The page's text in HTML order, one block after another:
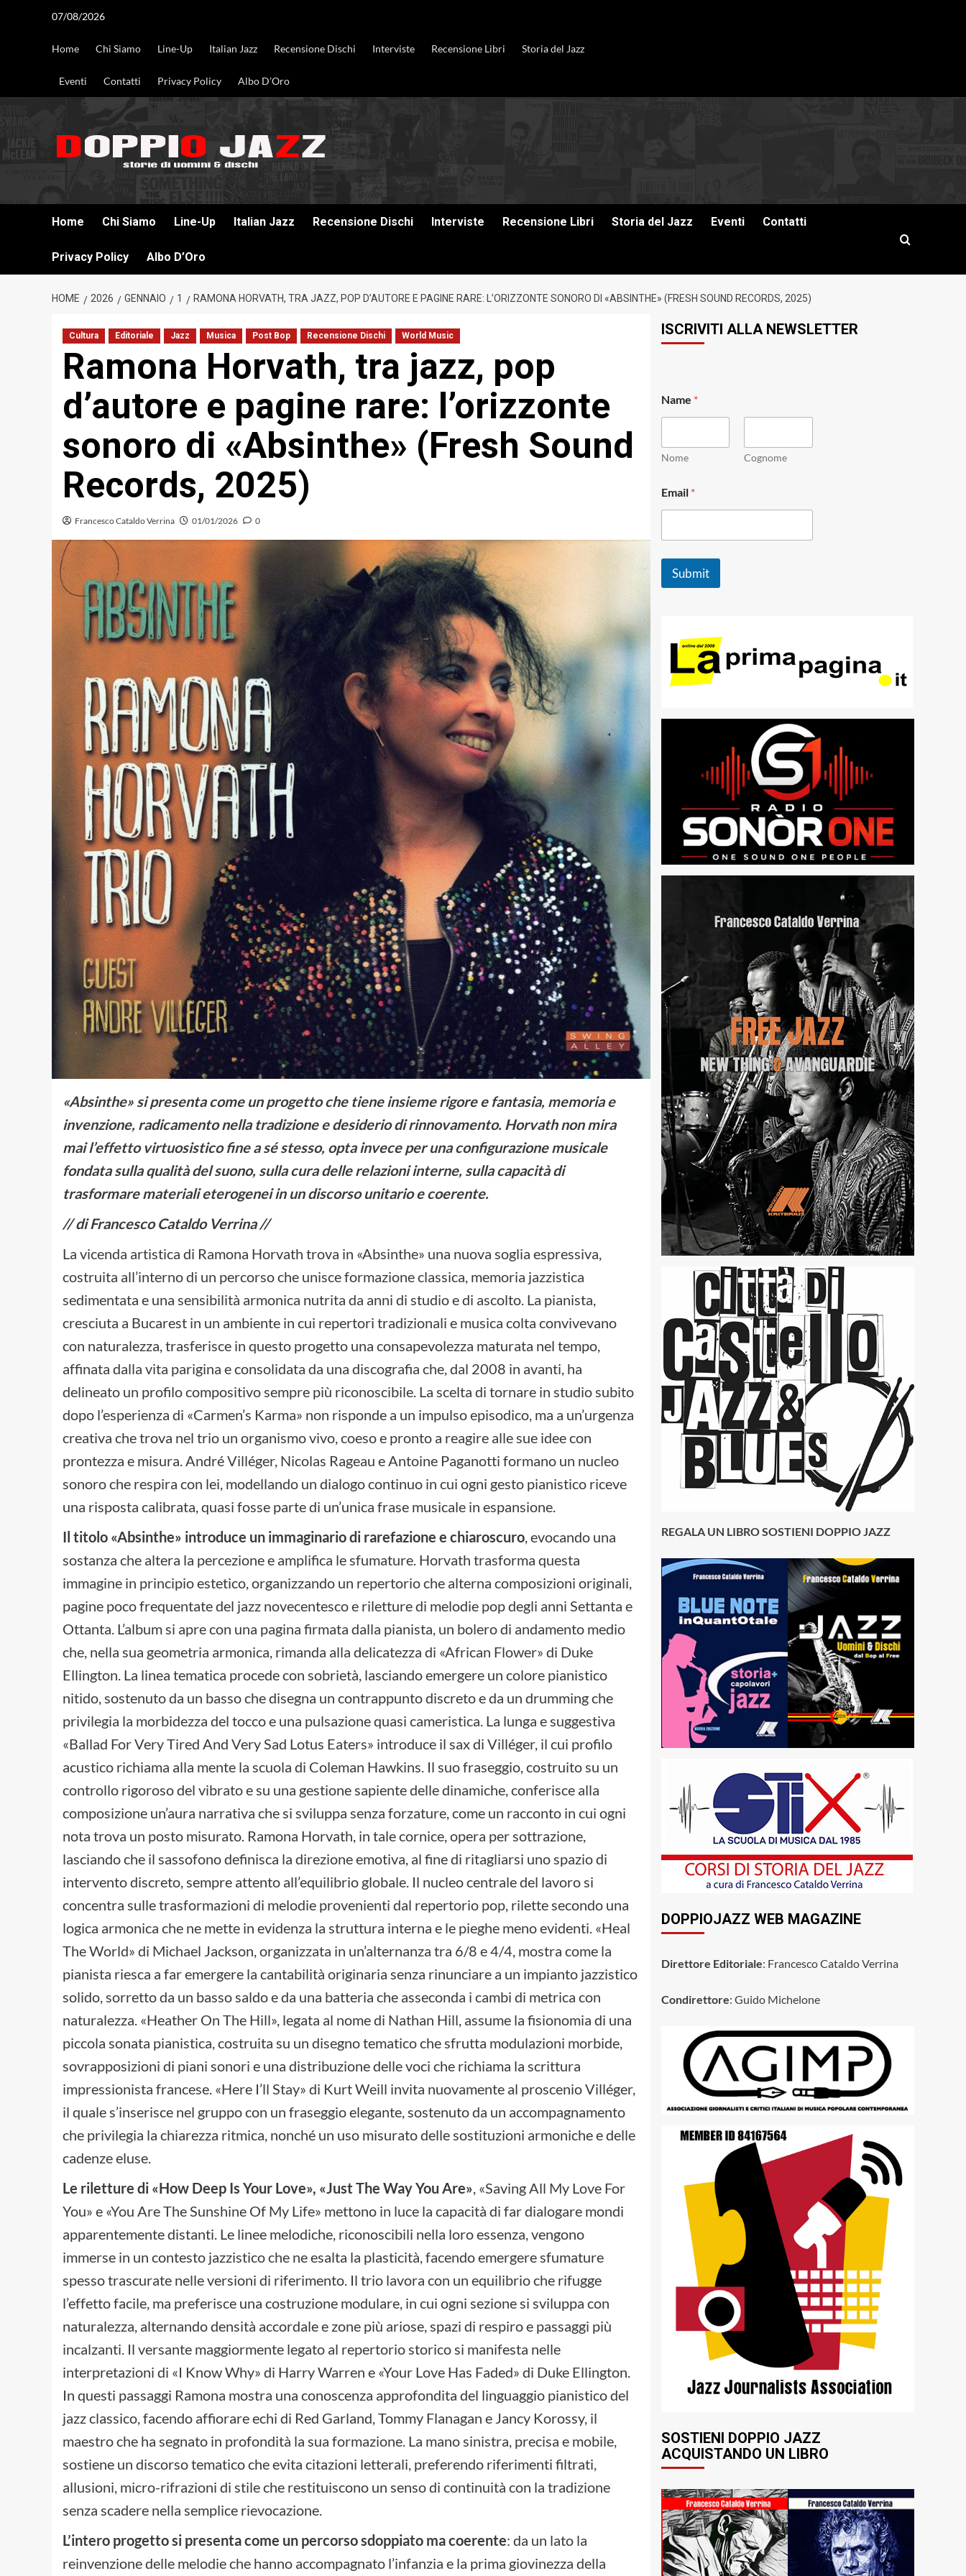
07/08/2026
Home Chi Siamo Line-Up Italian Jazz Recensione Dischi Interviste Recensione Libri Storia del Jazz
Eventi Contatti Privacy Policy Albo D’Oro
Home Chi Siamo Line-Up Italian Jazz Recensione Dischi Interviste Recensione Libri Storia del Jazz Eventi Contatti
Privacy Policy Albo D’Oro
HOME 2026 GENNAIO 1 RAMONA HORVATH, TRA JAZZ, POP D’AUTORE E PAGINE RARE: L’ORIZZONTE SONORO DI «ABSINTHE» (FRESH SOUND RECORDS, 2025)
Cultura Editoriale Jazz Musica Post Bop Recensione Dischi World Music
Ramona Horvath, tra jazz, pop
d’autore e pagine rare: l’orizzonte
sonoro di «Absinthe» (Fresh Sound
Records, 2025)
Francesco Cataldo Verrina 01/01/2026 0
«Absinthe» si presenta come un progetto che tiene insieme rigore e fantasia, memoria e
invenzione, radicamento nella tradizione e desiderio di rinnovamento. Horvath non mira
mai l’effetto virtuosistico fine a sé stesso, opta invece per una configurazione musicale
fondata sulla qualità del suono, sulla cura delle relazioni interne, sulla capacità di
trasformare materiali eterogenei in un discorso unitario e coerente.
// di Francesco Cataldo Verrina //
La vicenda artistica di Ramona Horvath trova in «Absinthe» una nuova soglia espressiva,
costruita all’interno di un percorso che unisce formazione classica, memoria jazzistica
sedimentata e una sensibilità armonica nutrita da anni di studio e di ascolto. La pianista,
cresciuta a Bucarest in un ambiente in cui repertori tradizionali e musica colta convivevano
con naturalezza, trasferisce in questo progetto una consapevolezza maturata nel tempo,
affinata dalla vita parigina e consolidata da una discografia che, dal 2008 in avanti, ha
delineato un profilo compositivo sempre più riconoscibile. La scelta di tornare in studio subito
dopo l’esperienza di «Carmen’s Karma» non risponde a un impulso episodico, ma a un’urgenza
creativa che trova nel trio un organismo vivo, coeso e pronto a reagire alle sue idee con
prontezza e misura. André Villéger, Nicolas Rageau e Antoine Paganotti formano un nucleo
sonoro che respira con lei, modellando un dialogo continuo in cui ogni gesto pianistico riceve
una risposta calibrata, quasi fosse parte di un’unica frase musicale in espansione.
Il titolo «Absinthe» introduce un immaginario di rarefazione e chiaroscuro, evocando una
sostanza che altera la percezione e amplifica le sfumature. Horvath trasforma questa
immagine in principio estetico, organizzando un repertorio che alterna composizioni originali,
pagine poco frequentate del jazz novecentesco e riletture di melodie pop degli anni Settanta e
Ottanta. L’album si apre con una pagina firmata dalla pianista, un bolero di andamento medio
che, nella sua geometria armonica, rimanda alla delicatezza di «African Flower» di Duke
Ellington. La linea tematica procede con sobrietà, lasciando emergere un colore pianistico
nitido, sostenuto da un basso che disegna un contrappunto discreto e da un drumming che
privilegia la morbidezza del tocco e una pulsazione quasi cameristica. La lunga e suggestiva
«Ballad For Very Tired And Very Sad Lotus Eaters» introduce il sax di Villéger, il cui profilo
acustico richiama alla mente la scuola di Coleman Hawkins. Il suo fraseggio, costruito su un
controllo rigoroso del vibrato e su una gestione sapiente delle dinamiche, conferisce alla
composizione un’aura narrativa che si sviluppa senza forzature, come un racconto in cui ogni
nota trova un posto misurato. Ramona Horvath, in tale cornice, opera per sottrazione,
lasciando che il sassofono definisca la direzione emotiva, al fine di ritagliarsi uno spazio di
intervento discreto, sempre attento all’equilibrio globale. Il nucleo centrale del lavoro si
concentra sulle trasformazioni di melodie provenienti dal repertorio pop, rilette secondo una
logica armonica che ne mette in evidenza la struttura interna e le pieghe meno evidenti. «Heal
The World» di Michael Jackson, organizzata in un’alternanza tra 6/8 e 4/4, mostra come la
pianista riesca a far emergere la cantabilità originaria senza rinunciare a un impianto jazzistico
solido, sorretto da un basso saldo e da una batteria che asseconda i cambi di metrica con
naturalezza. «Heather On The Hill», legata al nome di Nathan Hill, assume la fisionomia di una
piccola sonata pianistica, costruita su un disegno tematico che sfrutta modulazioni morbide,
sovrapposizioni di piani sonori e una distribuzione delle voci che richiama la scrittura
impressionista francese. «Here I’ll Stay» di Kurt Weill invita nuovamente al proscenio Villéger,
il quale s’inserisce nel gruppo con un fraseggio elegante, sostenuto da un accompagnamento
che privilegia la chiarezza ritmica, nonché un uso misurato delle sostituzioni armoniche e delle
cadenze eluse.
Le riletture di «How Deep Is Your Love», «Just The Way You Are», «Saving All My Love For
You» e «You Are The Sunshine Of My Life» mettono in luce la capacità di far dialogare mondi
apparentemente distanti. Le linee melodiche, riconoscibili nella loro essenza, vengono
immerse in un contesto jazzistico che ne esalta la plasticità, facendo emergere sfumature
spesso trascurate nelle versioni di riferimento. Il trio lavora con un equilibrio che rifugge
l’effetto facile, ma preferisce una costruzione modulare, in cui ogni sezione si sviluppa con
naturalezza, alternando densità accordale e zone più ariose, spazi di respiro e passaggi più
incalzanti. Il versante maggiormente legato al repertorio storico si manifesta nelle
interpretazioni di «I Know Why» di Harry Warren e «Your Love Has Faded» di Duke Ellington.
In questi passaggi Ramona mostra una conoscenza approfondita del linguaggio pianistico del
jazz classico, facendo affiorare echi di Red Garland, Tommy Flanagan e Jancy Korossy, il
maestro che ha segnato in profondità la sua formazione. La mano sinistra, precisa e mobile,
sostiene un discorso tematico che evita citazioni letterali, preferendo riferimenti filtrati,
allusioni, micro-rifrazioni di stile che restituiscono un senso di continuità con la tradizione
senza scadere nella semplice rievocazione.
L’intero progetto si presenta come un percorso sdoppiato ma coerente: da un lato la
reinvenzione delle melodie che hanno accompagnato l’infanzia e la prima giovinezza della
ISCRIVITI ALLA NEWSLETTER
Name *
Nome Cognome
N
a
e
m
i
Email *
Submit
REGALA UN LIBRO SOSTIENI DOPPIO JAZZ
DOPPIOJAZZ WEB MAGAZINE
Direttore Editoriale: Francesco Cataldo Verrina
Condirettore: Guido Michelone
SOSTIENI DOPPIO JAZZ
ACQUISTANDO UN LIBRO